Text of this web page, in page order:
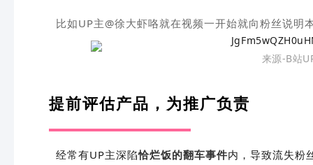
比如UP主@徐大虾咯就在视频一开始就向粉丝说明
来源-B站
提前评估产品，为推广负责
经常有UP主深陷恰烂饭的翻车事件内，导致流失粉